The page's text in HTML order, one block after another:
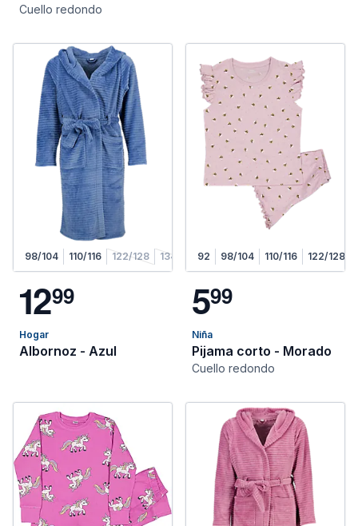
Cuello redondo
98/104 110/116 122/128 134/140 146/152 158/164
1299
Hogar
Albornoz - Azul
92 98/104 110/116 122/128
599
Niña
Pijama corto - Morado
Cuello redondo